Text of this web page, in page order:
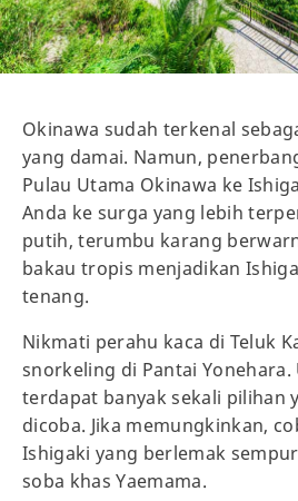
Okinawa sudah terkenal
yang damai. Namun,
Pulau Utama Okinawa ke
Anda ke surga yang lebih
putih, terumbu karang
bakau tropis menjadikan
tenang.
Nikmati perahu kaca di Teluk
snorkeling di Pantai
terdapat banyak sekali pilihan
dicoba. Jika memungkinkan,
Ishigaki yang berlemak
soba khas Yaemama.